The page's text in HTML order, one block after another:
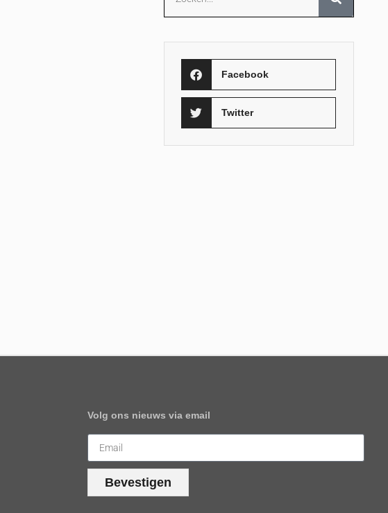
Facebook
Twitter
Volg ons nieuws via email
Bevestigen